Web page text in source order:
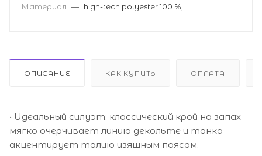
Материал — high-tech polyester 100 %,
ОПИСАНИЕ КАК КУПИТЬ ОПЛАТА
• Идеальный силуэт: классический крой на запах
мягко очерчивает линию декольте и тонко
акцентирует талию изящным поясом.